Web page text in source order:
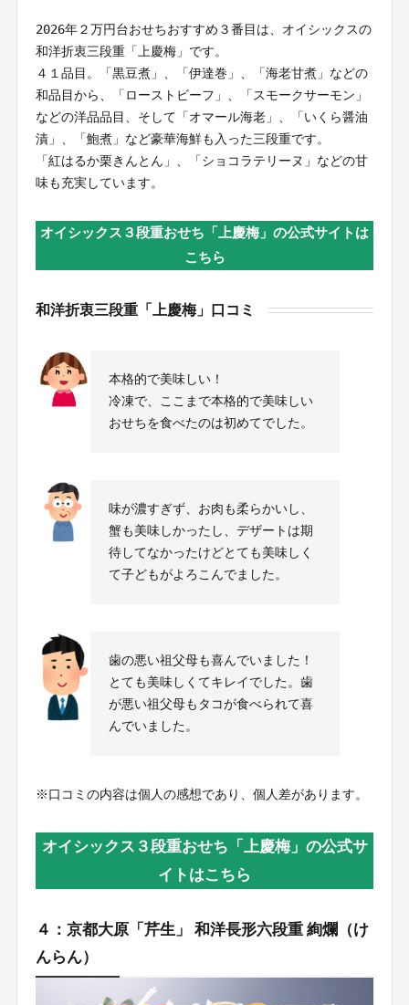
2026年２万円台おせちおすすめ３番目は、オイシックスの
和洋折衷三段重「上慶梅」です。
４１品目。「黒豆煮」、「伊達巻」、「海老甘煮」などの
和品目から、「ローストビーフ」、「スモークサーモン」
などの洋品品目、そして「オマール海老」、「いくら醤油
漬」、「鮑煮」など豪華海鮮も入った三段重です。
「紅はるか栗きんとん」、「ショコラテリーヌ」などの甘
味も充実しています。
オイシックス３段重おせち「上慶梅」の公式サイトは
こちら
和洋折衷三段重「上慶梅」口コミ
本格的で美味しい！
冷凍で、ここまで本格的で美味しい
おせちを食べたのは初めてでした。
味が濃すぎず、お肉も柔らかいし、
蟹も美味しかったし、デザートは期
待してなかったけどとても美味しく
て子どもがよろこんでました。
歯の悪い祖父母も喜んでいました！
とても美味しくてキレイでした。歯
が悪い祖父母もタコが食べられて喜
んでいました。
※口コミの内容は個人の感想であり、個人差があります。
オイシックス３段重おせち「上慶梅」の公式サ
イトはこちら
４：京都大原「芹生」 和洋長形六段重 絢爛（け
んらん）